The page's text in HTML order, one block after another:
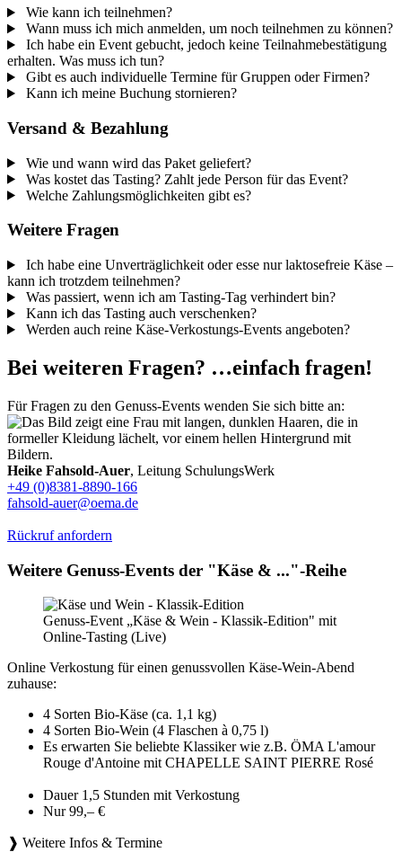
Wie kann ich teilnehmen?
Wann muss ich mich anmelden, um noch teilnehmen zu können?
Ich habe ein Event gebucht, jedoch keine Teilnahmebestätigung
erhalten. Was muss ich tun?
Gibt es auch individuelle Termine für Gruppen oder Firmen?
Kann ich meine Buchung stornieren?
Versand & Bezahlung
Wie und wann wird das Paket geliefert?
Was kostet das Tasting? Zahlt jede Person für das Event?
Welche Zahlungsmöglichkeiten gibt es?
Weitere Fragen
Ich habe eine Unverträglichkeit oder esse nur laktosefreie Käse –
kann ich trotzdem teilnehmen?
Was passiert, wenn ich am Tasting-Tag verhindert bin?
Kann ich das Tasting auch verschenken?
Werden auch reine Käse-Verkostungs-Events angeboten?
Bei weiteren Fragen? …einfach fragen!
Für Fragen zu den Genuss-Events wenden Sie sich bitte an:
Heike Fahsold-Auer, Leitung SchulungsWerk
+49 (0)8381-8890-166
fahsold-auer@oema.de
Rückruf anfordern
Weitere Genuss-Events der "Käse & ..."-Reihe
Genuss-Event „Käse & Wein - Klassik-Edition" mit
Online-Tasting (Live)
Online Verkostung für einen genussvollen Käse-Wein-Abend
zuhause:
4 Sorten Bio-Käse (ca. 1,1 kg)
4 Sorten Bio-Wein (4 Flaschen à 0,75 l)
Es erwarten Sie beliebte Klassiker wie z.B. ÖMA L'amour
Rouge d'Antoine mit CHAPELLE SAINT PIERRE Rosé
Dauer 1,5 Stunden mit Verkostung
Nur 99,– €
❱ Weitere Infos & Termine